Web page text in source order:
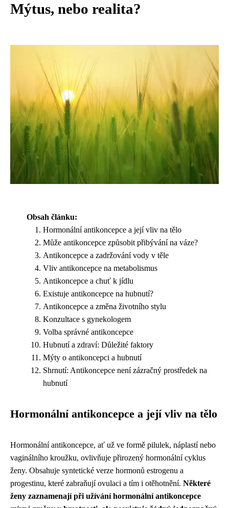
Mýtus, nebo realita?
Obsah článku:
Hormonální antikoncepce a její vliv na tělo
Může antikoncepce způsobit přibývání na váze?
Antikoncepce a zadržování vody v těle
Vliv antikoncepce na metabolismus
Antikoncepce a chuť k jídlu
Existuje antikoncepce na hubnutí?
Antikoncepce a změna životního stylu
Konzultace s gynekologem
Volba správné antikoncepce
Hubnutí a zdraví: Důležité faktory
Mýty o antikoncepci a hubnutí
Shrnutí: Antikoncepce není zázračný prostředek na
hubnutí
Hormonální antikoncepce a její vliv na tělo
Hormonální antikoncepce, ať už ve formě pilulek, náplastí nebo
vaginálního kroužku, ovlivňuje přirozený hormonální cyklus
ženy. Obsahuje syntetické verze hormonů estrogenu a
progestinu, které zabraňují ovulaci a tím i otěhotnění. Některé
ženy zaznamenají při užívání hormonální antikoncepce